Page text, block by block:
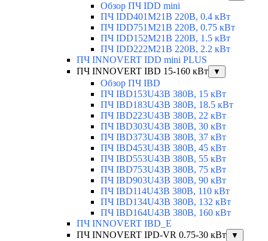
Обзор ПЧ IDD mini
ПЧ IDD401M21B 220В, 0.4 кВт
ПЧ IDD751M21B 220В, 0.75 кВт
ПЧ IDD152M21B 220В, 1.5 кВт
ПЧ IDD222M21B 220В, 2.2 кВт
ПЧ INNOVERT IDD mini PLUS
ПЧ INNOVERT IBD 15-160 кВт
▼
Обзор ПЧ IBD
ПЧ IBD153U43B 380В, 15 кВт
ПЧ IBD183U43B 380В, 18.5 кВт
ПЧ IBD223U43B 380В, 22 кВт
ПЧ IBD303U43B 380В, 30 кВт
ПЧ IBD373U43B 380В, 37 кВт
ПЧ IBD453U43B 380В, 45 кВт
ПЧ IBD553U43B 380В, 55 кВт
ПЧ IBD753U43B 380В, 75 кВт
ПЧ IBD903U43B 380В, 90 кВт
ПЧ IBD114U43B 380В, 110 кВт
ПЧ IBD134U43B 380В, 132 кВт
ПЧ IBD164U43B 380В, 160 кВт
ПЧ INNOVERT IBD_E
ПЧ INNOVERT IPD-VR 0.75-30 кВт
▼